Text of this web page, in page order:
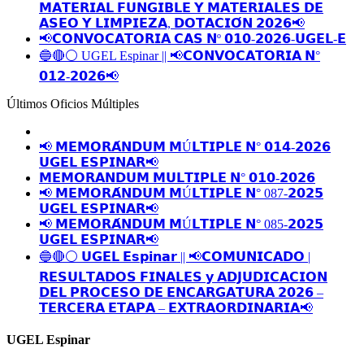
𝗠𝗔𝗧𝗘𝗥𝗜𝗔𝗟 𝗙𝗨𝗡𝗚𝗜𝗕𝗟𝗘 𝗬 𝗠𝗔𝗧𝗘𝗥𝗜𝗔𝗟𝗘𝗦 𝗗𝗘
𝗔𝗦𝗘𝗢 𝗬 𝗟𝗜𝗠𝗣𝗜𝗘𝗭𝗔, 𝗗𝗢𝗧𝗔𝗖𝗜𝗢́𝗡 𝟮𝟬𝟮𝟲📢
📢𝗖𝗢𝗡𝗩𝗢𝗖𝗔𝗧𝗢𝗥𝗜𝗔 𝗖𝗔𝗦 𝗡º 𝟬𝟭𝟬-𝟮𝟬𝟮𝟲-𝗨𝗚𝗘𝗟-𝗘
🔵🔴⚪️ UGEL Espinar || 📢𝗖𝗢𝗡𝗩𝗢𝗖𝗔𝗧𝗢𝗥𝗜𝗔 𝗡°
𝟬𝟭𝟮-𝟮𝟬𝟮𝟲📢
Últimos Oficios Múltiples
📢 𝗠𝗘𝗠𝗢𝗥𝗔́𝗡𝗗𝗨𝗠 𝗠Ú𝗟𝗧𝗜𝗣𝗟𝗘 𝗡° 𝟬𝟭𝟰-𝟮𝟬𝟮𝟲
𝗨𝗚𝗘𝗟 𝗘𝗦𝗣𝗜𝗡𝗔𝗥📢
𝗠𝗘𝗠𝗢𝗥𝗔𝗡𝗗𝗨𝗠 𝗠𝗨𝗟𝗧𝗜𝗣𝗟𝗘 𝗡° 𝟬𝟭𝟬-𝟮𝟬𝟮𝟲
📢 𝗠𝗘𝗠𝗢𝗥𝗔́𝗡𝗗𝗨𝗠 𝗠Ú𝗟𝗧𝗜𝗣𝗟𝗘 𝗡° 087-𝟮𝟬𝟮𝟱
𝗨𝗚𝗘𝗟 𝗘𝗦𝗣𝗜𝗡𝗔𝗥📢
📢 𝗠𝗘𝗠𝗢𝗥𝗔́𝗡𝗗𝗨𝗠 𝗠Ú𝗟𝗧𝗜𝗣𝗟𝗘 𝗡° 085-𝟮𝟬𝟮𝟱
𝗨𝗚𝗘𝗟 𝗘𝗦𝗣𝗜𝗡𝗔𝗥📢
🔵🔴⚪️ 𝗨𝗚𝗘𝗟 𝗘𝘀𝗽𝗶𝗻𝗮𝗿 || 📢𝗖𝗢𝗠𝗨𝗡𝗜𝗖𝗔𝗗𝗢 |
𝗥𝗘𝗦𝗨𝗟𝗧𝗔𝗗𝗢𝗦 𝗙𝗜𝗡𝗔𝗟𝗘𝗦 𝘆 𝗔𝗗𝗝𝗨𝗗𝗜𝗖𝗔𝗖𝗜𝗢𝗡
𝗗𝗘𝗟 𝗣𝗥𝗢𝗖𝗘𝗦𝗢 𝗗𝗘 𝗘𝗡𝗖𝗔𝗥𝗚𝗔𝗧𝗨𝗥𝗔 𝟮𝟬𝟮𝟲 –
𝗧𝗘𝗥𝗖𝗘𝗥𝗔 𝗘𝗧𝗔𝗣𝗔 – 𝗘𝗫𝗧𝗥𝗔𝗢𝗥𝗗𝗜𝗡𝗔𝗥𝗜𝗔📢
UGEL Espinar